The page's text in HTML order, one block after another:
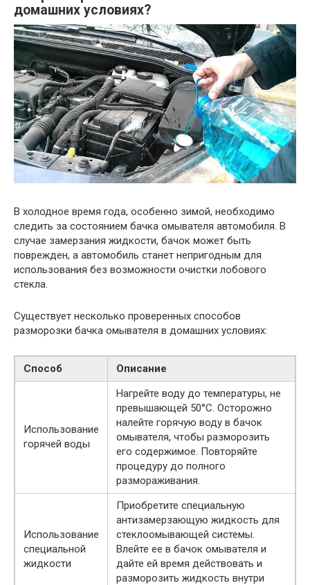
домашних условиях?
В холодное время года, особенно зимой, необходимо
следить за состоянием бачка омывателя автомобиля. В
случае замерзания жидкости, бачок может быть
поврежден, а автомобиль станет непригодным для
использования без возможности очистки лобового
стекла.
Существует несколько проверенных способов
разморозки бачка омывателя в домашних условиях:
Способ Описание
Использование
горячей воды
Нагрейте воду до температуры, не
превышающей 50°C. Осторожно
налейте горячую воду в бачок
омывателя, чтобы разморозить
его содержимое. Повторяйте
процедуру до полного
размораживания.
Использование
специальной
жидкости
Приобретите специальную
антизамерзающую жидкость для
стеклоомывающей системы.
Влейте ее в бачок омывателя и
дайте ей время действовать и
разморозить жидкость внутри